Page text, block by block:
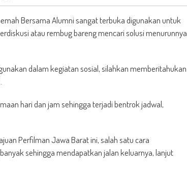
Bersama Alumni sangat terbuka digunakan untuk
atau rembug bareng mencari solusi menurunnya
dalam kegiatan sosial, silahkan memberitahukan
hari dan jam sehingga terjadi bentrok jadwal,
Perfilman Jawa Barat ini, salah satu cara
sehingga mendapatkan jalan keluarnya, lanjut